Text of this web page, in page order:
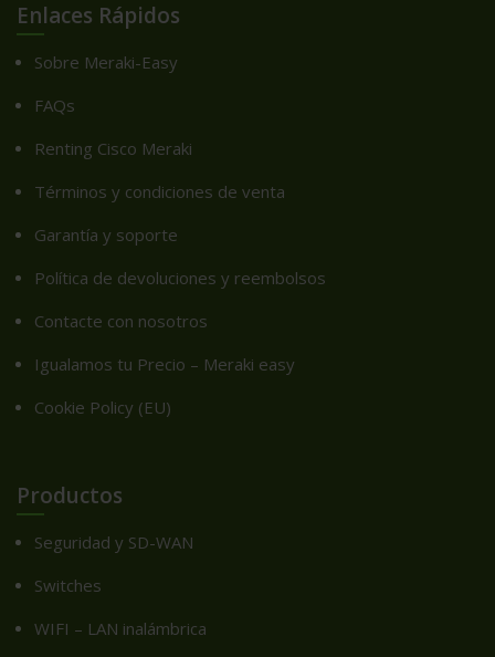
Enlaces Rápidos
Sobre Meraki-Easy
FAQs
Renting Cisco Meraki
Términos y condiciones de venta
Garantía y soporte
Política de devoluciones y reembolsos
Contacte con nosotros
Igualamos tu Precio – Meraki easy
Cookie Policy (EU)
Productos
Seguridad y SD-WAN
Switches
WIFI – LAN inalámbrica